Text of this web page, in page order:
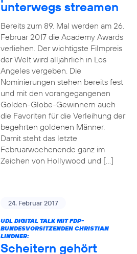
unterwegs streamen
Bereits zum 89. Mal werden am 26.
Februar 2017 die Academy Awards
verliehen. Der wichtigste Filmpreis
der Welt wird alljährlich in Los
Angeles vergeben. Die
Nominierungen stehen bereits fest
und mit den vorangegangenen
Golden-Globe-Gewinnern auch
die Favoriten für die Verleihung der
begehrten goldenen Männer.
Damit steht das letzte
Februarwochenende ganz im
Zeichen von Hollywood und […]
24. Februar 2017
UDL DIGITAL TALK MIT FDP-
BUNDESVORSITZENDEN CHRISTIAN
LINDNER:
Scheitern gehört